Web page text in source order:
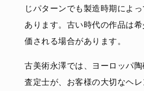
じパターンでも製造時期によ
あります。古い時代の作品は
価される場合があります。
古美術永澤では、ヨーロッパ
査定士が、お客様の大切なヘ